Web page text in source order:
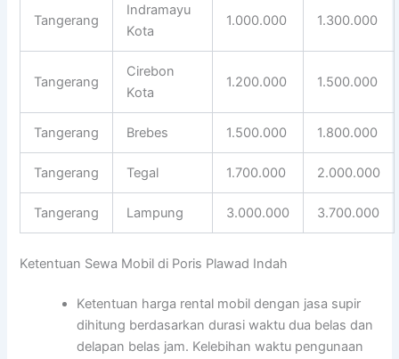
Tangerang
Indramayu
Kota
1.000.000 1.300.000
Tangerang
Cirebon
Kota
1.200.000 1.500.000
Tangerang Brebes 1.500.000 1.800.000
Tangerang Tegal 1.700.000 2.000.000
Tangerang Lampung 3.000.000 3.700.000
Ketentuan Sewa Mobil di Poris Plawad Indah
Ketentuan harga rental mobil dengan jasa supir
dihitung berdasarkan durasi waktu dua belas dan
delapan belas jam. Kelebihan waktu pengunaan